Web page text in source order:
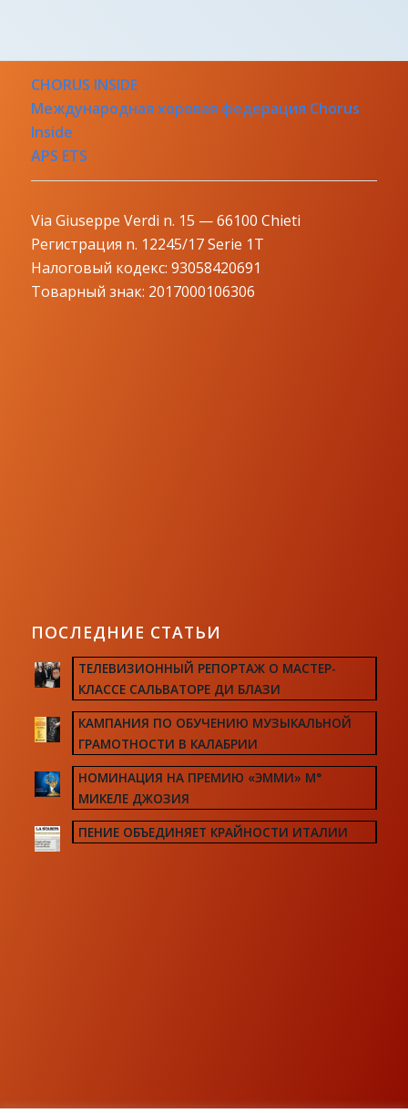
CHORUS INSIDE
Международная хоровая федерация Chorus
Inside
APS ETS
Via Giuseppe Verdi n. 15 — 66100 Chieti
Регистрация n. 12245/17 Serie 1T
Налоговый кодекс: 93058420691
Товарный знак: 2017000106306
ПОСЛЕДНИЕ СТАТЬИ
ТЕЛЕВИЗИОННЫЙ РЕПОРТАЖ О МАСТЕР-
КЛАССЕ САЛЬВАТОРЕ ДИ БЛАЗИ
КАМПАНИЯ ПО ОБУЧЕНИЮ МУЗЫКАЛЬНОЙ
ГРАМОТНОСТИ В КАЛАБРИИ
НОМИНАЦИЯ НА ПРЕМИЮ «ЭММИ» М°
МИКЕЛЕ ДЖОЗИЯ
ПЕНИЕ ОБЪЕДИНЯЕТ КРАЙНОСТИ ИТАЛИИ